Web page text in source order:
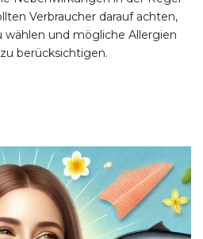
Verbraucher darauf achten,
und mögliche Allergien
berücksichtigen.